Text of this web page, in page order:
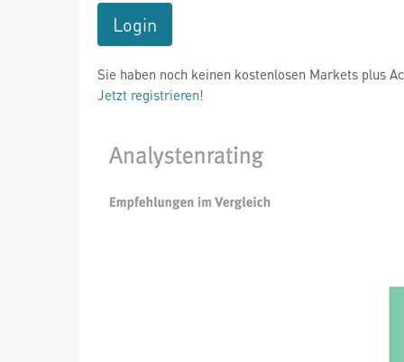
Login
Sie haben noch keinen kostenlosen Markets plus
Jetzt registrieren!